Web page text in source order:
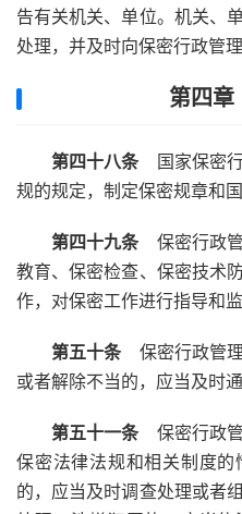
告有关机关、单位。机关、
处理，并及时向保密行政管理
第四
第四十八条国家保密行
规的规定，制定保密规章和国
第四十九条保密行政管
教育、保密检查、保密技术
作，对保密工作进行指导和监
第五十条保密行政管理
或者解除不当的，应当及时
第五十一条保密行政管
保密法律法规和相关制度
的，应当及时调查处理或者